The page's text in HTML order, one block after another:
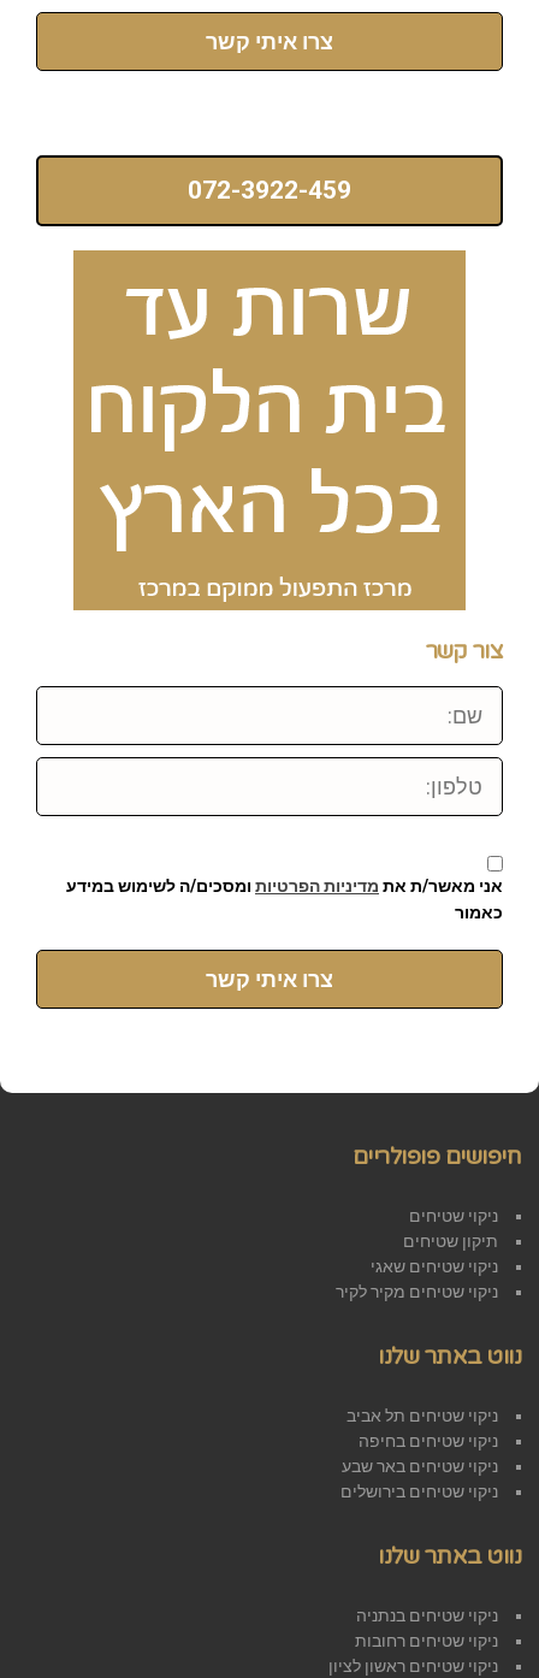
צרו איתי קשר
072-3922-459
צור קשר
שם:
טלפון:
אני מאשר/ת את מדיניות הפרטיות ומסכים/ה לשימוש במידע
כאמור
צרו איתי קשר
חיפושים פופולריים
ניקוי שטיחים
תיקון שטיחים
ניקוי שטיחים שאגי
ניקוי שטיחים מקיר לקיר
נווט באתר שלנו
ניקוי שטיחים תל אביב
ניקוי שטיחים בחיפה
ניקוי שטיחים באר שבע
ניקוי שטיחים בירושלים
נווט באתר שלנו
ניקוי שטיחים בנתניה
ניקוי שטיחים רחובות
ניקוי שטיחים ראשון לציון